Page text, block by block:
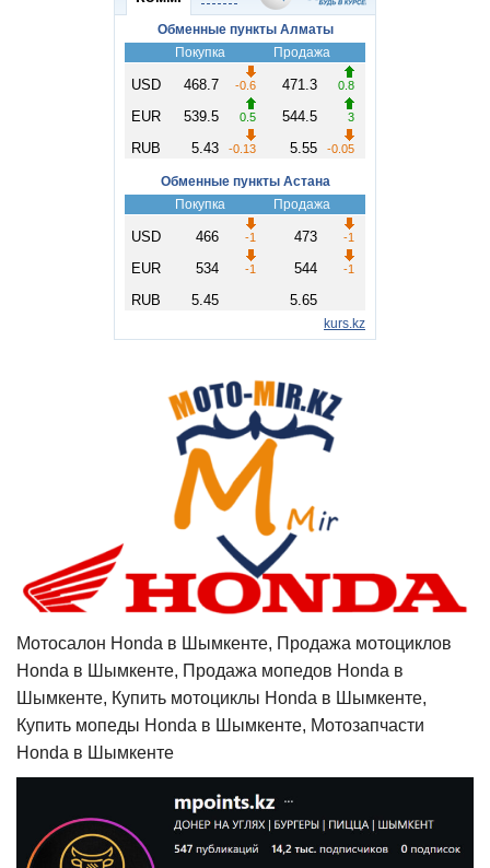
Мотосалон Honda в Шымкенте, Продажа мотоциклов
Honda в Шымкенте, Продажа мопедов Honda в
Шымкенте, Купить мотоциклы Honda в Шымкенте,
Купить мопеды Honda в Шымкенте, Мотозапчасти
Honda в Шымкенте